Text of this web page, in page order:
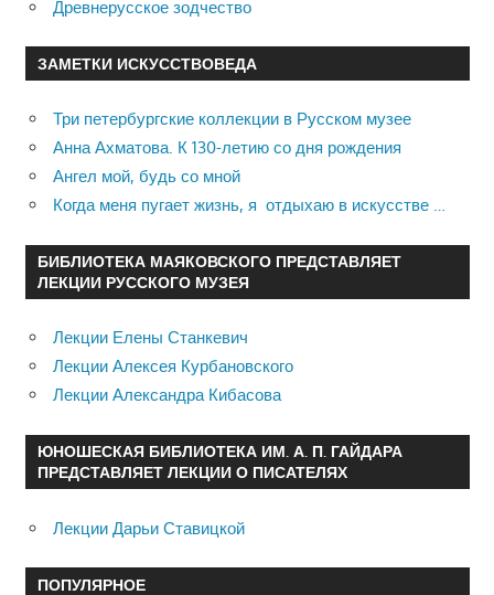
Древнерусское зодчество
ЗАМЕТКИ ИСКУССТВОВЕДА
Три петербургские коллекции в Русском музее
Анна Ахматова. К 130-летию со дня рождения
Ангел мой, будь со мной
Когда меня пугает жизнь, я отдыхаю в искусстве …
БИБЛИОТЕКА МАЯКОВСКОГО ПРЕДСТАВЛЯЕТ
ЛЕКЦИИ РУССКОГО МУЗЕЯ
Лекции Елены Станкевич
Лекции Алексея Курбановского
Лекции Александра Кибасова
ЮНОШЕСКАЯ БИБЛИОТЕКА ИМ. А. П. ГАЙДАРА
ПРЕДСТАВЛЯЕТ ЛЕКЦИИ О ПИСАТЕЛЯХ
Лекции Дарьи Ставицкой
ПОПУЛЯРНОЕ